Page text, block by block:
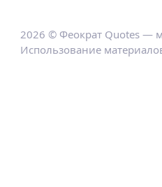
2026 © Феократ Quotes —
Использование